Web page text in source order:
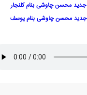
جدید محسن چاوشی بنام کلنجار
جدید محسن چاوشی بنام یوسف